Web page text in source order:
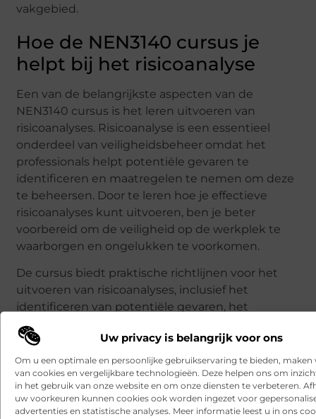
Uw privacy is belangrijk voor ons
Om u een optimale en persoonlijke gebruikservaring te bieden, maken
van cookies en vergelijkbare technologieën. Deze helpen ons om
in het gebruik van onze website en om onze diensten te verbeteren.
uw voorkeuren kunnen cookies ook worden ingezet voor
advertenties en statistische analyses. Meer informatie leest u in ons
vakgebied.
Hoe de NEN3140 cursus je
helpt bij het risicoanalyse
Een van de belangrijkste aspecten van de
NEN3140 cursus is het leren uitvoeren van
risicoanalyses. Risicoanalyse is een essentieel
onderdeel van veiligheidsbeheer omdat het
professionals helpt potentiële gevaren te
identificeren en maatregelen te nemen om deze
te beheersen. Door te leren hoe je effectieve
risicoanalyses kunt uitvoeren, ben je beter
voorbereid om de veiligheid op de werkplek te
waarborgen en ongelukken te voorkomen.
De cursus biedt praktische richtlijnen voor het
uitvoeren van risicoanalyses, inclusief het
identificeren van potentiële gevaren, het
beoordelen van de ernst en waarschijnlijkheid
van deze gevaren, en het ontwikkelen van
strategieën om ze te beheersen. Door deze
vaardigheden te leren, kunnen werknemers
proactief omgaan met risico’s en een veiligere
werkomgeving creëren.